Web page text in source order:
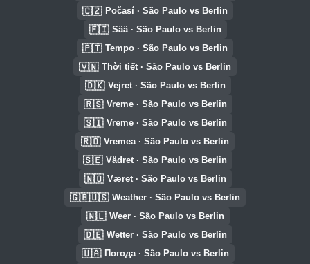
🇨🇿 Počasí · São Paulo vs Berlin
🇫🇮 Sää · São Paulo vs Berlin
🇵🇹 Tempo · São Paulo vs Berlin
🇻🇳 Thời tiết · São Paulo vs Berlin
🇩🇰 Vejret · São Paulo vs Berlin
🇷🇸 Vreme · São Paulo vs Berlin
🇸🇮 Vreme · São Paulo vs Berlin
🇷🇴 Vremea · São Paulo vs Berlin
🇸🇪 Vädret · São Paulo vs Berlin
🇳🇴 Været · São Paulo vs Berlin
🇬🇧🇺🇸 Weather · São Paulo vs Berlin
🇳🇱 Weer · São Paulo vs Berlin
🇩🇪 Wetter · São Paulo vs Berlin
🇺🇦 Погода · São Paulo vs Berlin